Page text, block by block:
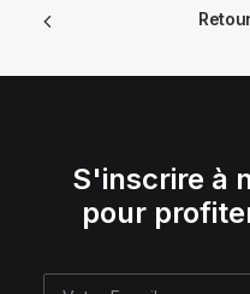
S'inscrire à
pour